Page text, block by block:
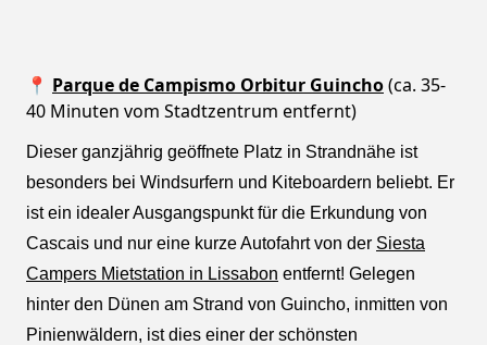
📍 Parque de Campismo Orbitur Guincho(ca. 35-
40 Minuten vom Stadtzentrum entfernt)
Dieser ganzjährig geöffnete Platz in Strandnähe ist
besonders bei Windsurfern und Kiteboardern beliebt. Er
ist ein idealer Ausgangspunkt für die Erkundung von
Cascais und nur eine kurze Autofahrt von der Siesta
Campers Mietstation in Lissabon entfernt! Gelegen
hinter den Dünen am Strand von Guincho, inmitten von
Pinienwäldern, ist dies einer der schönsten